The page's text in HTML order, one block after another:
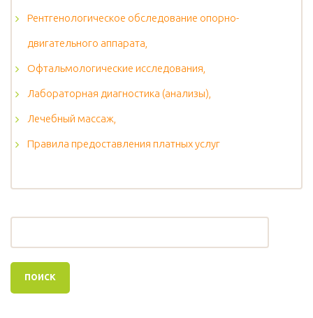
Рентгенологическое обследование опорно-
двигательного аппарата,
Офтальмологические исследования,
Лабораторная диагностика (анализы),
Лечебный массаж,
Правила предоставления платных услуг